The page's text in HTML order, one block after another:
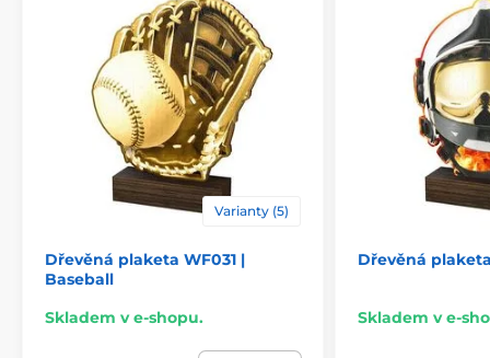
Varianty (5)
Dřevěná plaketa WF031 |
Baseball
Skladem v e-shopu.
Dřevěná
Skladem v e-